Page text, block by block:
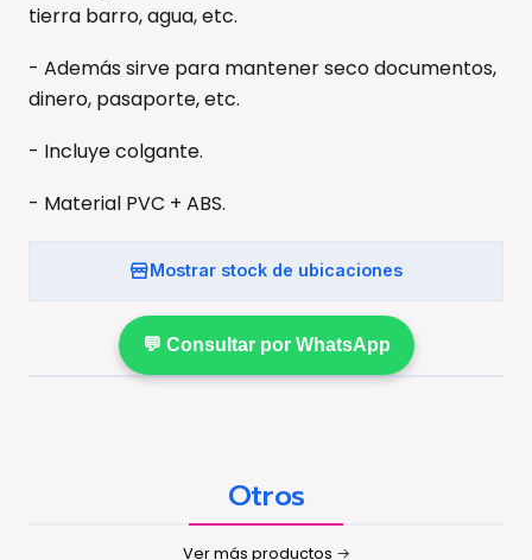
tierra barro, agua, etc.
- Además sirve para mantener seco documentos,
dinero, pasaporte, etc.
- Incluye colgante.
- Material PVC + ABS.
Mostrar stock de ubicaciones
💬 Consultar por WhatsApp
Otros
Ver más productos